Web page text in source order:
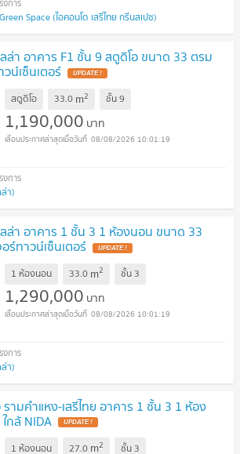
Space (ไอคอนโด เสรีไทย กรีนสเปซ)
ล่า อาคาร F1 ชั้น 9 สตูดิโอ ขนาด 33 ตรม
น์เซ็นเตอร์
สตูดิโอ 33.0 m2 ชั้น9
1,190,000 บาท
08/08/2026 10:01:19
า)
ล่า อาคาร 1 ชั้น 3 1 ห้องนอน ขนาด 33
ร์ทาวน์เซ็นเตอร์
1 ห้องนอน 33.0 m2 ชั้น 3
1,290,000 บาท
08/08/2026 10:01:19
า)
รามคำแหง-เสรีไทย อาคาร 1 ชั้น 3 1 ห้อง
กล้ NIDA
1 ห้องนอน 27.0 m2 ชั้น 3